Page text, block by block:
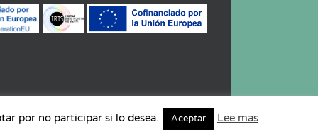
por no participar si lo desea. Aceptar Lee mas